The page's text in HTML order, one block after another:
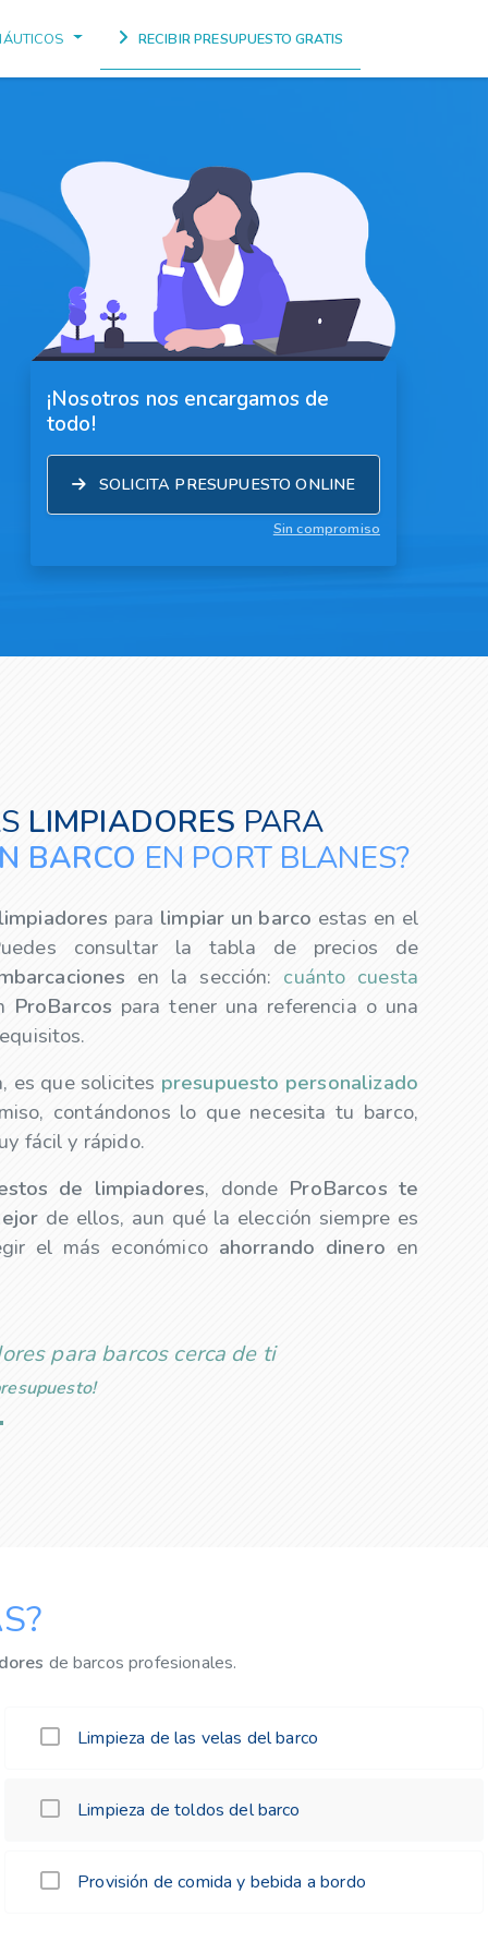
RECIBIR PRESUPUESTO GRATIS
¡Nosotros nos encargamos de
todo!
SOLICITA PRESUPUESTO ONLINE
Sin compromiso
LIMPIADORES PARA
BARCO EN PORT BLANES?
limpiadores para limpiar un barco estas en el
consultar la tabla de precios de
en la sección: cuánto cuesta
ProBarcos para tener una referencia o una
es que solicites presupuesto personalizado
contándonos lo que necesita tu barco,
fácil y rápido.
de limpiadores, donde ProBarcos te
de ellos, aun qué la elección siempre es
el más económico ahorrando dinero en
para barcos cerca de ti
de barcos profesionales.
Limpieza de las velas del barco
Limpieza de toldos del barco
Provisión de comida y bebida a bordo